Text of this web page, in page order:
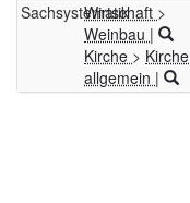
Sachsystematik
Wirtschaft >
Weinbau |
Kirche > Kirche
allgemein |